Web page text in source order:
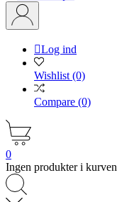
Log ind
Wishlist (0)
Compare (0)
0
Ingen produkter i kurven